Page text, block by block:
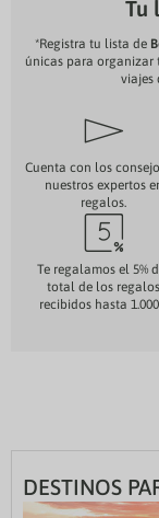
Tu
*Registra tu lista de
únicas para organizar
viajes
<
Cuenta con los
nuestros expertos
regalos.
¿
Te regalamos el 5%
total de los regalos
recibidos hasta
DESTINOS